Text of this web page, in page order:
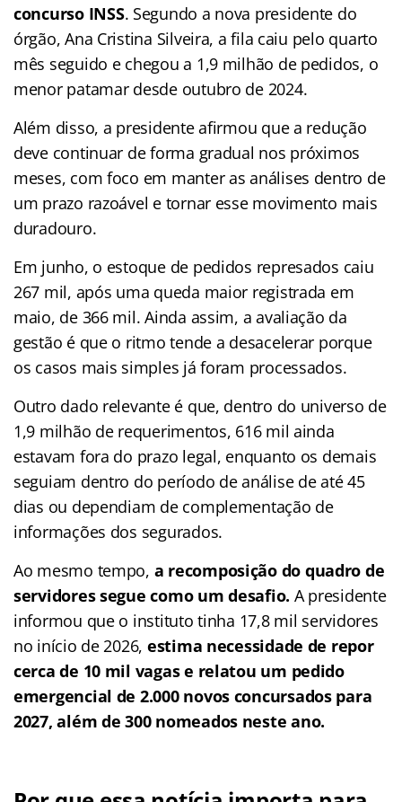
concurso INSS. Segundo a nova presidente do
órgão, Ana Cristina Silveira, a fila caiu pelo quarto
mês seguido e chegou a 1,9 milhão de pedidos, o
menor patamar desde outubro de 2024.
Além disso, a presidente afirmou que a redução
deve continuar de forma gradual nos próximos
meses, com foco em manter as análises dentro de
um prazo razoável e tornar esse movimento mais
duradouro.
Em junho, o estoque de pedidos represados caiu
267 mil, após uma queda maior registrada em
maio, de 366 mil. Ainda assim, a avaliação da
gestão é que o ritmo tende a desacelerar porque
os casos mais simples já foram processados.
Outro dado relevante é que, dentro do universo de
1,9 milhão de requerimentos, 616 mil ainda
estavam fora do prazo legal, enquanto os demais
seguiam dentro do período de análise de até 45
dias ou dependiam de complementação de
informações dos segurados.
Ao mesmo tempo, a recomposição do quadro de
servidores segue como um desafio. A presidente
informou que o instituto tinha 17,8 mil servidores
no início de 2026, estima necessidade de repor
cerca de 10 mil vagas e relatou um pedido
emergencial de 2.000 novos concursados para
2027, além de 300 nomeados neste ano.